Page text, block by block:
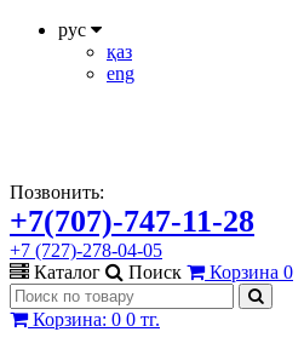
рус
қаз
eng
Позвонить:
+7(707)-747-11-28
+7 (727)-278-04-05
Каталог
Поиск Корзина 0
Корзина: 0 0 тг.